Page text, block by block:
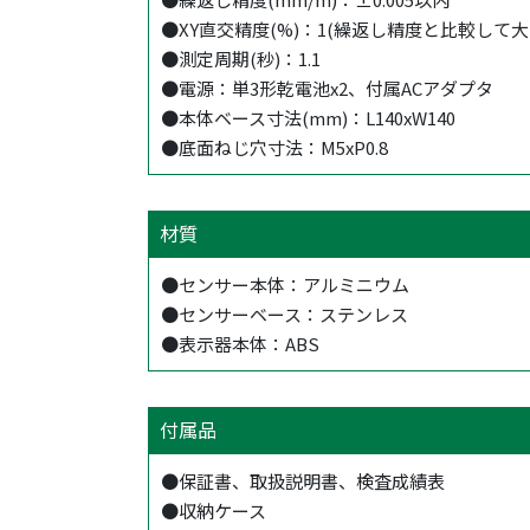
●XY直交精度(%)：1(繰返し精度と比較して
●測定周期(秒)：1.1
●電源：単3形乾電池x2、付属ACアダプタ
●本体ベース寸法(mm)：L140xW140
●底面ねじ穴寸法：M5xP0.8
材質
●センサー本体：アルミニウム
●センサーベース：ステンレス
●表示器本体：ABS
付属品
●保証書、取扱説明書、検査成績表
●収納ケース